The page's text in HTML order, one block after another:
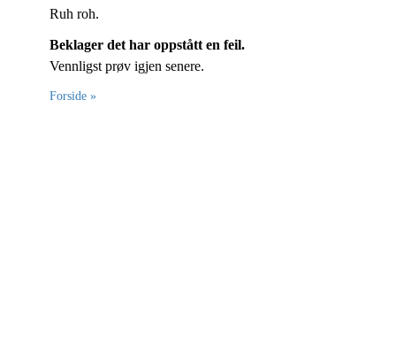
Ruh roh.
Beklager det har oppstått en feil.
Vennligst prøv igjen senere.
Forside »